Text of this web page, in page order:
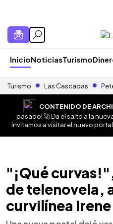
InicioNoticiasTurismo
Turismo Las Cascadas
CONTENIDO DE
pasado! 🚀 Da el salto a la
invitamos a visitar el nuevo
"¡Qué
de telenovela,
curvilínea